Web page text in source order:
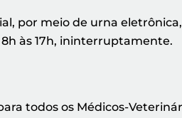
por meio de urna
8h às 17h, ininterruptamente.
todos os Médicos-